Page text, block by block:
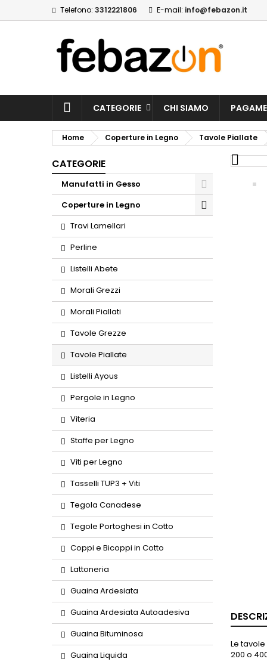
Telefono: 3312221806 E-mail: info@febazon.it
CATEGORIE CHI SIAMO
Home Coperture in Legno Tavole Piallate
CATEGORIE
Manufatti in Gesso
Coperture in Legno
Travi Lamellari
Perline
Listelli Abete
Morali Grezzi
Morali Piallati
Tavole Grezze
Tavole Piallate
Listelli Ayous
Pergole in Legno
Viteria
Staffe per Legno
Viti per Legno
Tasselli TUP3 + Viti
Tegola Canadese
Tegole Portoghesi in Cotto
Coppi e Bicoppi in Cotto
Lattoneria
Guaina Ardesiata
Guaina Ardesiata Autoadesiva
Guaina Bituminosa
Guaina Liquida

Le
200 o